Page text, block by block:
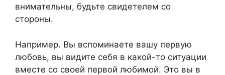
внимательны, будьте свидетелем со
стороны.
Например. Вы вспоминаете вашу первую
любовь, вы видите себя в какой-то ситуации
вместе со своей первой любимой. Это вы в